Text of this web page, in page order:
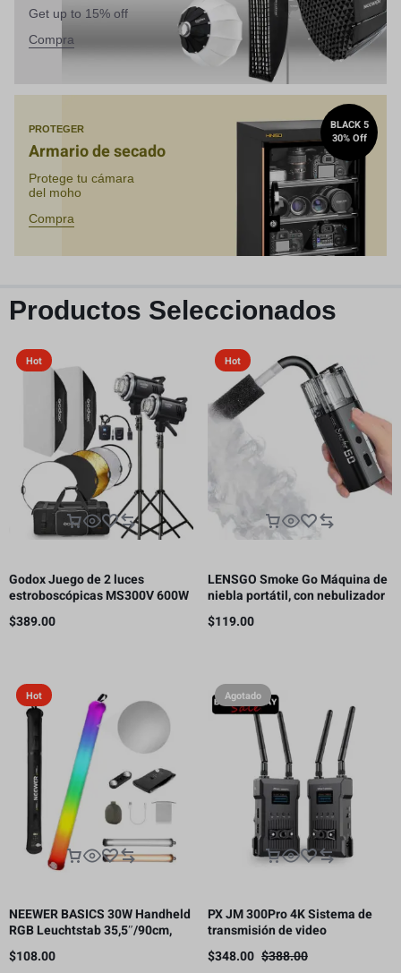
Get up to 15% off
Compra
PROTEGER
Armario de secado
Protege tu cámara
del moho
Compra
BLACK 5
30% Off
Productos Seleccionados
Hot
Godox Juego de 2 luces
estroboscópicas MS300V 600W
para estudio
$389.00
Hot
LENSGO Smoke Go Máquina de
niebla portátil, con nebulizador
de control remoto para
fotografía
$119.00
Hot
NEEWER BASICS 30W Handheld
RGB Leuchtstab 35,5″/90cm,
5000mAh Typ C 45W in/30W Out
$108.00
Agotado
PX JM 300Pro 4K Sistema de
transmisión de video
inalámbrico, transmisor y
receptor HDMI, 300m
$388.00
$348.00